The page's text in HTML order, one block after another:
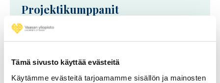
Tämä sivusto käyttää evästeitä
Käytämme evästeitä tarjoamamme sisällön ja mainosten
Projektikumppanit
Suomen ympäristökeskus (SYKE)